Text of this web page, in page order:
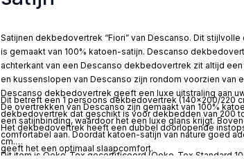
Satijnen dekbedovertrek “Fiori” van Descanso. Dit
is gemaakt van 100% katoen-satijn. Descanso
achterkant van een Descanso dekbedovertrek zit altijd
en kussenslopen van Descanso zijn rondom voorzien van
Descanso dekbedovertrek geeft een luxe uitstraling aan
De overtrekken van Descanso zijn gemaakt van 100%
een satijnbinding, waardoor het een luxe glans krijgt.
comfortabel aan. Doordat katoen-satijn van nature goed
geeft het een optimaal slaapcomfort.
Dit betreft een 1 persoons dekbedovertrek (140×200/220
dekbedovertrek dat geschikt is voor dekbedden van 200
Het dekbedovertrek heeft een dubbel doorlopende
cm.
Dit item is Oeko-Tex gecertificeerd (Oeko-Tex Standard